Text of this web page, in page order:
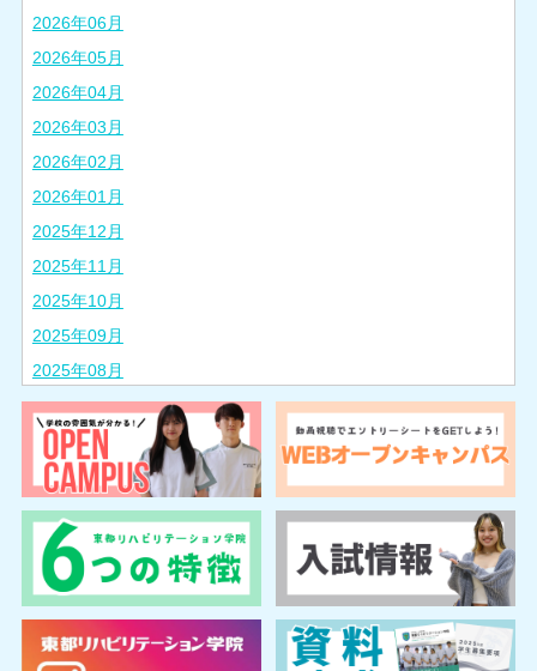
2026年06月
2026年05月
2026年04月
2026年03月
2026年02月
2026年01月
2025年12月
2025年11月
2025年10月
2025年09月
2025年08月
2025年07月
2025年06月
2025年05月
2025年04月
2025年03月
2025年02月
2024年08月